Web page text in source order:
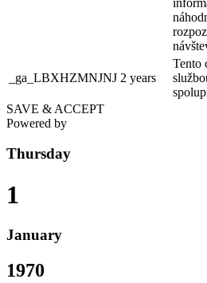
_ga_LBXHZMNJNJ 2 years
Tento
SAVE & ACCEPT
Powered by
Thursday
1
January
1970